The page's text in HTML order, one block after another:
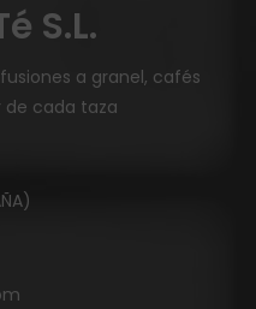
S.L.
a granel, cafés
cada taza